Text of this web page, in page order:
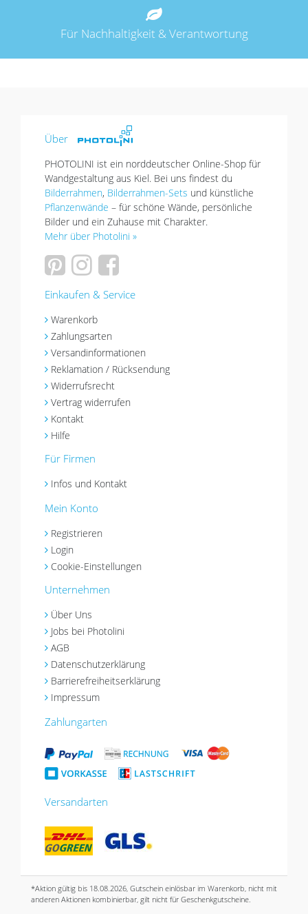
Für Nachhaltigkeit & Verantwortung
Über
PHOTOLINI ist ein norddeutscher Online-Shop für
Wandgestaltung aus Kiel. Bei uns findest du
Bilderrahmen, Bilderrahmen-Sets und künstliche
Pflanzenwände – für schöne Wände, persönliche
Bilder und ein Zuhause mit Charakter.
Mehr über Photolini »
Einkaufen & Service
Warenkorb
Zahlungsarten
Versandinformationen
Reklamation / Rücksendung
Widerrufsrecht
Vertrag widerrufen
Kontakt
Hilfe
Für Firmen
Infos und Kontakt
Mein Konto
Registrieren
Login
Cookie-Einstellungen
Unternehmen
Über Uns
Jobs bei Photolini
AGB
Datenschutzerklärung
Barrierefreiheitserklärung
Impressum
Zahlungarten
Versandarten
*Aktion gültig bis 18.08.2026, Gutschein einlösbar im Warenkorb, nicht mit
anderen Aktionen kombinierbar, gilt nicht für Geschenkgutscheine.